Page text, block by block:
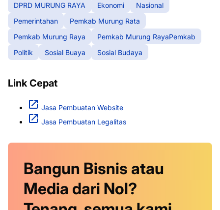
DPRD MURUNG RAYA
Ekonomi
Nasional
Pemerintahan
Pemkab Murung Rata
Pemkab Murung Raya
Pemkab Murung RayaPemkab
Politik
Sosial Buaya Sosial Budaya
Link Cepat
Jasa Pembuatan Website
Jasa Pembuatan Legalitas
Bangun Bisnis atau
Media dari Nol?